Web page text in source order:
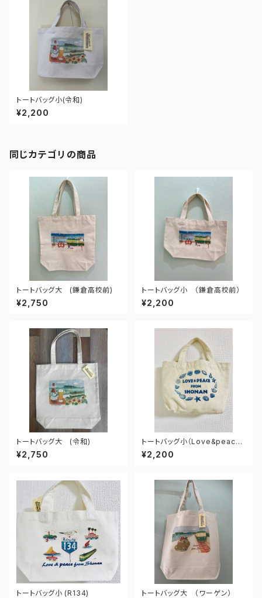
トートバッグ小(令和)
¥2,200
同じカテゴリの商品
トートバッグ大 (鎌倉高校前)
¥2,750
トートバッグ小 （鎌倉高校前）
¥2,200
トートバッグ大 (令和)
¥2,750
トートバッグ小（Love&peace
from shonan)
¥2,200
トートバッグ小 (R134) トートバッグ大 （ワーゲン）